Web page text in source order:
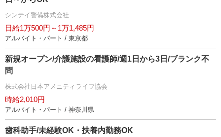
シンテイ警備株式会社
日給1万500円～1万1,485円
アルバイト・パート / 東京都
新規オープン/介護施設の看護師/週1日から3日/ブランク不
問
株式会社日本アメニティライフ協会
時給2,010円
アルバイト・パート / 神奈川県
歯科助手/未経験OK・扶養内勤務OK